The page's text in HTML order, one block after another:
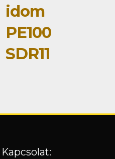
idom
PE100
SDR11
Kapcsolat: